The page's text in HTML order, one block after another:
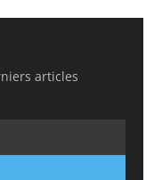
articles